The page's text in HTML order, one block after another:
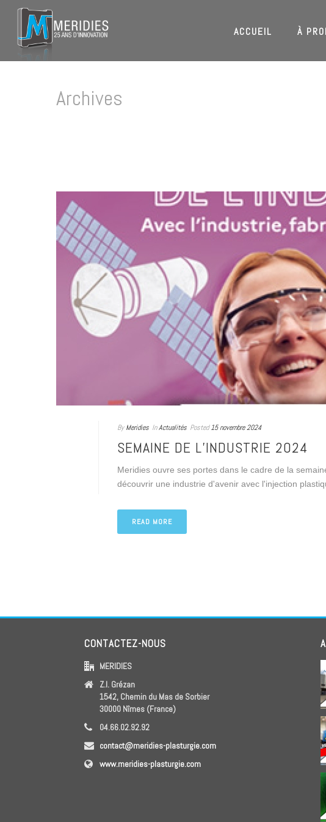
ACCUEIL À
Archives
By Meridies InActualités Posted 15 novembre 2024
SEMAINE DE L’INDUSTRIE 2024
Meridies ouvre ses portes dans le cadre de la
découvrir une industrie d'avenir avec l'injection
READ MORE
CONTACTEZ-NOUS
MERIDIES
Z.I. Grézan
1542, Chemin du Mas de Sorbier
30000 Nîmes (France)
04.66.02.92.92
contact@meridies-plasturgie.com
www.meridies-plasturgie.com